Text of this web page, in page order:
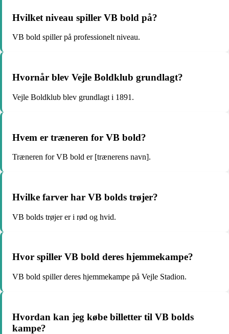
Hvilket niveau spiller VB bold på?
VB bold spiller på professionelt niveau.
Hvornår blev Vejle Boldklub grundlagt?
Vejle Boldklub blev grundlagt i 1891.
Hvem er træneren for VB bold?
Træneren for VB bold er [trænerens navn].
Hvilke farver har VB bolds trøjer?
VB bolds trøjer er i rød og hvid.
Hvor spiller VB bold deres hjemmekampe?
VB bold spiller deres hjemmekampe på Vejle Stadion.
Hvordan kan jeg købe billetter til VB bolds
kampe?